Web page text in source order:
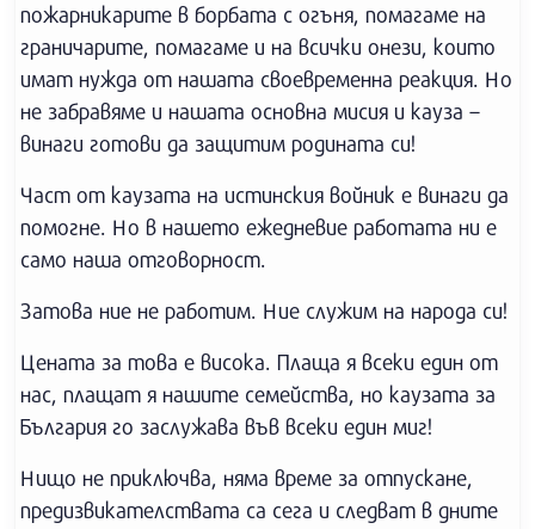
пожарникарите в борбата с огъня, помагаме на
граничарите, помагаме и на всички онези, които
имат нужда от нашата своевременна реакция. Но
не забравяме и нашата основна мисия и кауза –
винаги готови да защитим родината си!
Част от каузата на истинския войник е винаги да
помогне. Но в нашето ежедневие работата ни е
само наша отговорност.
Затова ние не работим. Ние служим на народа си!
Цената за това е висока. Плаща я всеки един от
нас, плащат я нашите семейства, но каузата за
България го заслужава във всеки един миг!
Нищо не приключва, няма време за отпускане,
предизвикателствата са сега и следват в дните